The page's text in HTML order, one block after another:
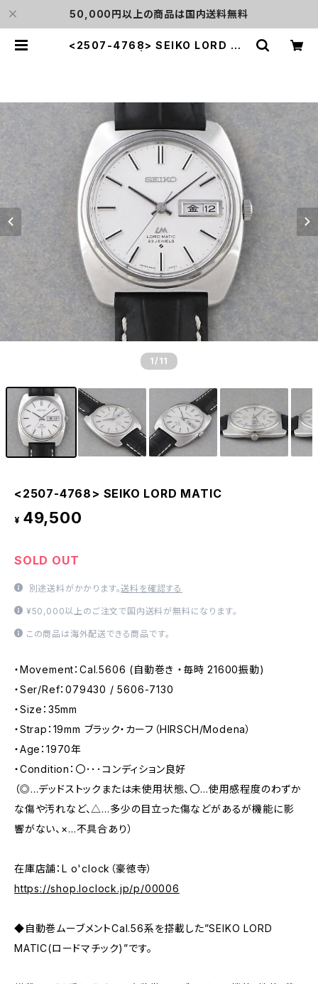
50,000円以上の商品は国内送料無料
<2507-4768> SEIKO LORD MA
1 /11
<2507-4768> SEIKO LORD MATIC
¥ 49,500
SOLD OUT
別途送料がかかります。送料を確認する
¥50,000以上のご注文で国内送料が無料になります。
この商品は海外配送できる商品です。
・Movement：Cal.5606 (自動巻き ・毎時 21600振動)
・Ser/Ref：079430 / 5606-7130
・Size：35mm
・Strap：19mm ブラック・カーフ（HIRSCH/Modena）
・Age：1970年
・Condition：〇･･･コンディション良好
（◎…デッドストックまたは未使用状態、〇…使用感程度のわずか
な傷や汚れなど、△…多少の目立った傷などがあるが機能に影
響がない、×…不具合あり）
在庫店舗：L o'clock（豪徳寺）
https://shop.loclock.jp/p/00006
◆自動巻ムーブメントCal.56系を搭載した”SEIKO LORD
MATIC(ロードマチック)”です。